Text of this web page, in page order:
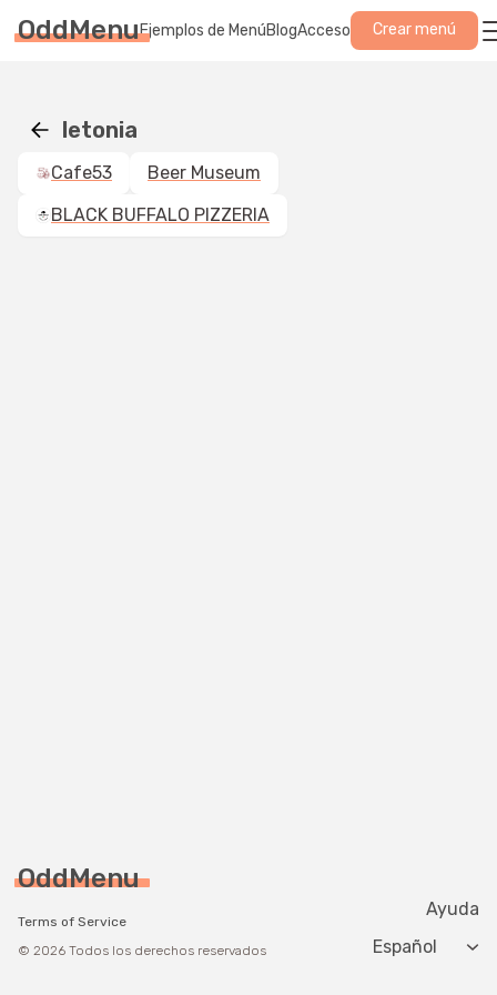
OddMenuEjemplos de MenúBlogAcceso Crear menú
letonia
Cafe53
Beer Museum
BLACK BUFFALO PIZZERIA
OddMenu
Terms of Service
© 2026 Todos los derechos reservados
Ayuda
Change